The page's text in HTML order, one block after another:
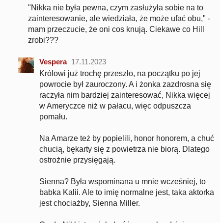
"Nikka nie była pewna, czym zasłużyła sobie na to
zainteresowanie, ale wiedziała, że może ufać obu," -
mam przeczucie, że oni cos knują. Ciekawe co Hill
zrobi???
Vespera 17.11.2023
Królowi już trochę przeszło, na początku po jej
powrocie był zauroczony. A i żonka zazdrosna się
raczyła nim bardziej zainteresować, Nikka więcej
w Ameryczce niż w pałacu, więc odpuszcza
pomału.
Na Amarze też by popielili, honor honorem, a chuć
chucią, bękarty się z powietrza nie biorą. Dlatego
ostrożnie przysięgają.
Sienna? Była wspominana u mnie wcześniej, to
babka Kalii. Ale to imię normalne jest, taka aktorka
jest chociażby, Sienna Miller.